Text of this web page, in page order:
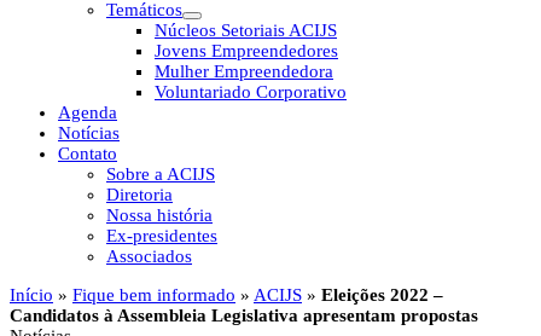
Temáticos
Núcleos Setoriais ACIJS
Jovens Empreendedores
Mulher Empreendedora
Voluntariado Corporativo
Agenda
Notícias
Contato
Sobre a ACIJS
Diretoria
Nossa história
Ex-presidentes
Associados
Início » Fique bem informado » ACIJS » Eleições 2022 –
Candidatos à Assembleia Legislativa apresentam propostas